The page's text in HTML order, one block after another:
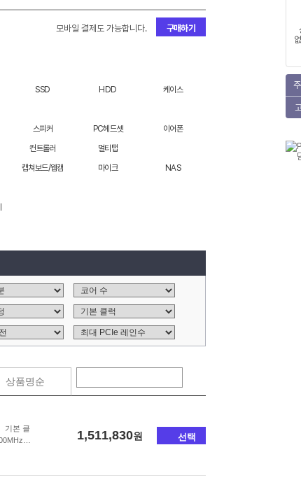
모바일 결제도 가능합니다. 구매하기
SSD HDD
케이스
스피커 PC헤드셋
이어폰
컨트롤러 멀티탭
캡쳐보드/웹캠 마이크
NAS